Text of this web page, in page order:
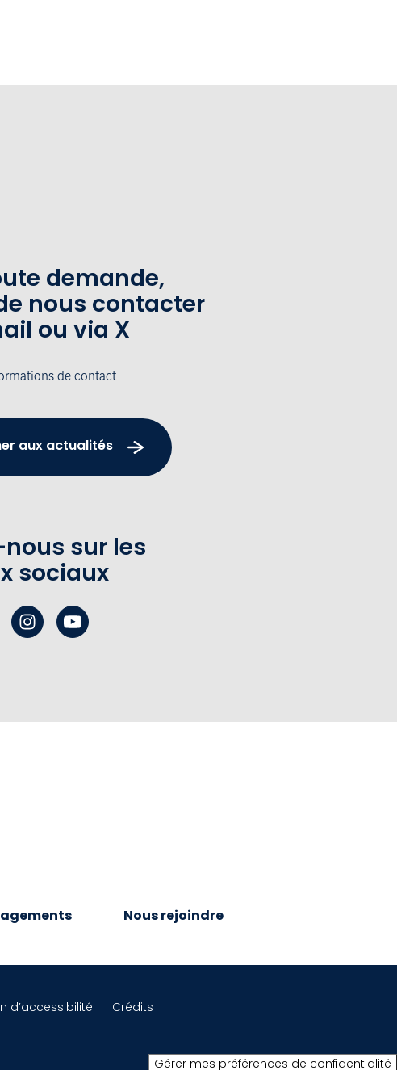
demande,
nous contacter
ou via X
de contact
aux actualités
sur les
sociaux
Nous rejoindre
d’accessibilité
Crédits
Gérer mes préférences de confidentialité